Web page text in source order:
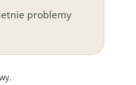
problemy